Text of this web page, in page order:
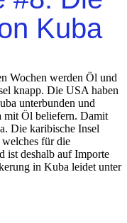
Kuba
Wochen werden Öl und
knapp. Die USA haben
unterbunden und
mit Öl beliefern. Damit
Die karibische Insel
für die
ist deshalb auf Importe
in Kuba leidet unter